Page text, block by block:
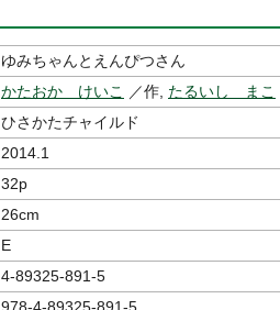
ゆみちゃんとえんぴつさん
かたおか けいこ ／作, たるいし まこ
ひさかたチャイルド
2014.1
32p
26cm
E
4-89325-891-5